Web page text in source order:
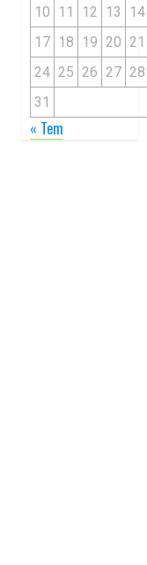
10 11 12 13
14
17 18 19 20 21
24 25 26 27 28
31
« Tem